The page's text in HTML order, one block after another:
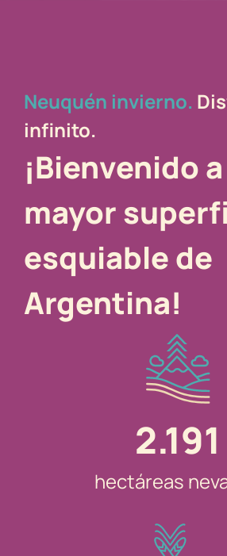
Neuquén invierno.
infinito.
¡Bienvenido
mayor
esquiable de
Argentina!
2.191
hectáreas